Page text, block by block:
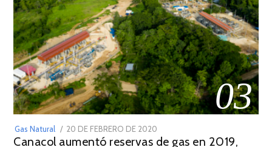
03
Gas Natural
POSTED
ON
20 DE FEBRERO DE 2020
DE
Canacol aumentó reservas de gas en 2019,